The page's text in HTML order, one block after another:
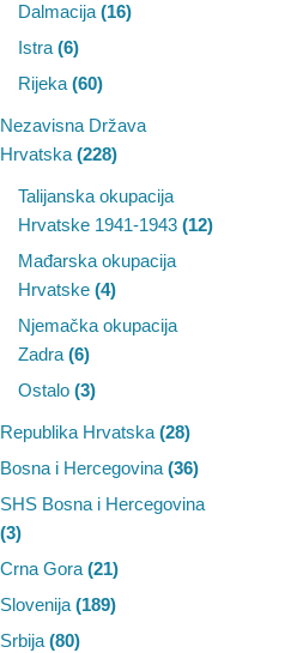
Dalmacija (16)
Istra (6)
Rijeka (60)
Nezavisna Država
Hrvatska (228)
Talijanska okupacija
Hrvatske 1941-1943 (12)
Mađarska okupacija
Hrvatske (4)
Njemačka okupacija
Zadra (6)
Ostalo (3)
Republika Hrvatska (28)
Bosna i Hercegovina (36)
SHS Bosna i Hercegovina
(3)
Crna Gora (21)
Slovenija (189)
Srbija (80)